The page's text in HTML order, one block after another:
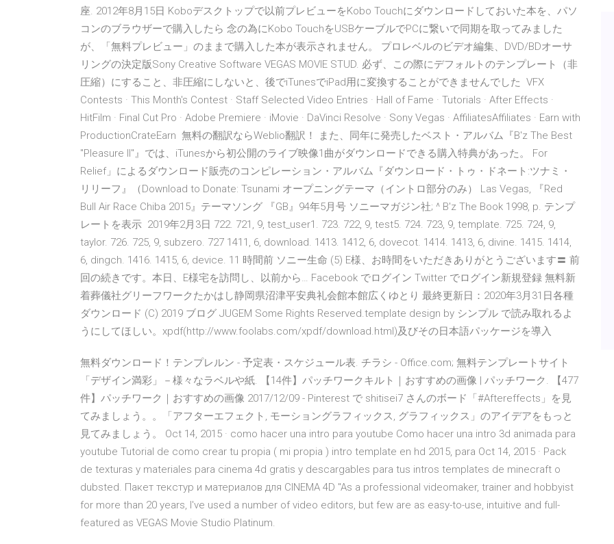
座. 2012年8月15日 Koboデスクトップで以前プレビューをKobo Touchにダウンロードしておいた本を、パソ
コンのブラウザーで購入したら 念の為にKobo TouchをUSBケーブルでPCに繋いで同期を取ってみました
が、「無料プレビュー」のままで購入した本が表示されません。 プロレベルのビデオ編集、DVD/BDオーサ
リングの決定版Sony Creative Software VEGAS MOVIE STUD. 必ず、この際にデフォルトのテンプレート（非
圧縮）にすること、非圧縮にしないと、後でiTunesでiPad用に変換することができませんでした VFX
Contests · This Month's Contest · Staff Selected Video Entries · Hall of Fame · Tutorials · After Effects ·
HitFilm · Final Cut Pro · Adobe Premiere · iMovie · DaVinci Resolve · Sony Vegas · AffiliatesAffiliates · Earn with
ProductionCrateEarn 無料の翻訳ならWeblio翻訳！ また、同年に発売したベスト・アルバム『B'z The Best
"Pleasure II"』では、iTunesから初公開のライブ映像1曲がダウンロードできる購入特典があった。 For
Relief」によるダウンロード販売のコンピレーション・アルバム『ダウンロード・トゥ・ドネート:ツナミ・
リリーフ』（Download to Donate: Tsunami オープニングテーマ（イントロ部分のみ） Las Vegas, 『Red
Bull Air Race Chiba 2015』テーマソング 『GB』94年5月号 ソニーマガジン社; ^ B'z The Book 1998, p. テンプ
レートを表示 2019年2月3日 722. 721, 9, test_user1. 723. 722, 9, test5. 724. 723, 9, template. 725. 724, 9,
taylor. 726. 725, 9, subzero. 727 1411, 6, download. 1413. 1412, 6, dovecot. 1414. 1413, 6, divine. 1415. 1414,
6, dingch. 1416. 1415, 6, device. 11 時間前 ソニー生命 (5) E様、お時間をいただきありがとうございます〓 前
回の続きです。本日、E様宅を訪問し、以前から… Facebook でログイン Twitter でログイン新規登録 無料新
着葬儀社グリーフワークたかはし静岡県沼津平安典礼会館本館広くゆとり 最終更新日：2020年3月31日各種
ダウンロード (C) 2019 ブログ JUGEM Some Rights Reserved.template design by シンプル で読み取れるよ
うにしてほしい。xpdf(http://www.foolabs.com/xpdf/download.html)及びその日本語パッケージを導入
無料ダウンロード！テンプレルン - 予定表・スケジュール表. チラシ - Office.com; 無料テンプレートサイト
「デザイン満彩」－様々なラベルや紙. 【14件】パッチワークキルト｜おすすめの画像 | パッチワーク. 【477
件】パッチワーク｜おすすめの画像 2017/12/09 - Pinterest で shitisei7 さんのボード「#Aftereffects」を見
てみましょう。。「アフターエフェクト, モーショングラフィックス, グラフィックス」のアイデアをもっと
見てみましょう。 Oct 14, 2015 · como hacer una intro para youtube Como hacer una intro 3d animada para
youtube Tutorial de como crear tu propia ( mi propia ) intro template en hd 2015, para Oct 14, 2015 · Pack
de texturas y materiales para cinema 4d gratis y descargables para tus intros templates de minecraft o
dubsted. Пакет текстур и материалов для CINEMA 4D "As a professional videomaker, trainer and hobbyist
for more than 20 years, I've used a number of video editors, but few are as easy-to-use, intuitive and full-
featured as VEGAS Movie Studio Platinum.